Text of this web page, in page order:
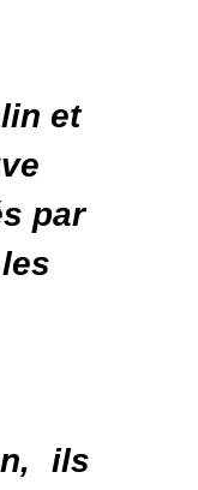
et
par
ils